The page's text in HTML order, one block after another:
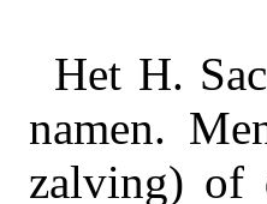
Het H.
namen.
zalving) of